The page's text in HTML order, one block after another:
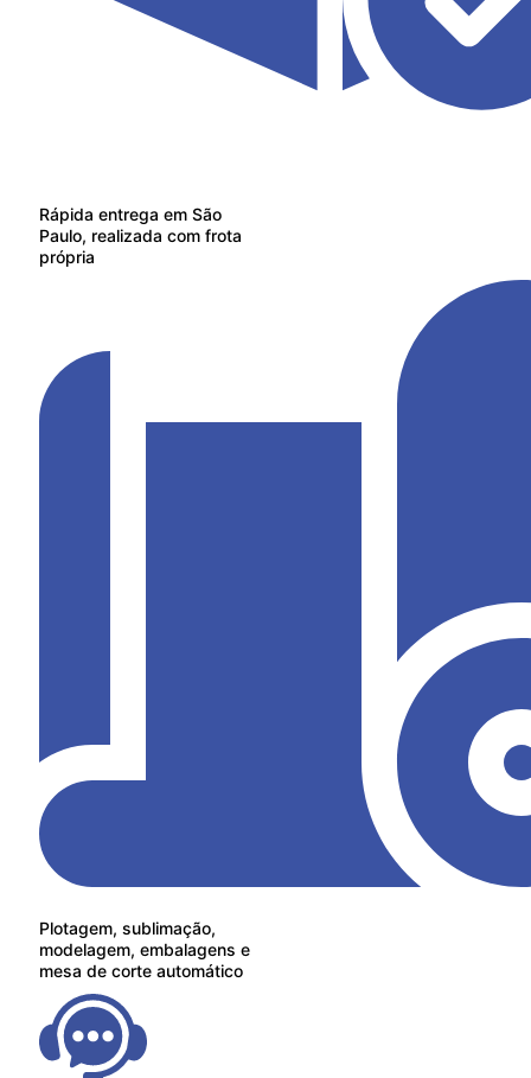
Rápida entrega em São
Paulo, realizada com frota
própria
Plotagem, sublimação,
modelagem, embalagens e
mesa de corte automático